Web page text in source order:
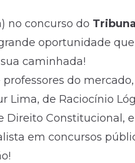
no concurso do Tribunal
oportunidade que
caminhada!
do mercado,
Lima, de Raciocínio
Direito Constitucional,
em concursos